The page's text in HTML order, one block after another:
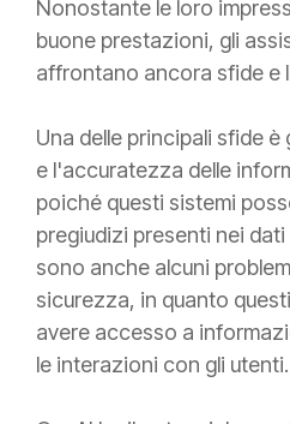
Nonostante le loro
buone prestazioni, gli
affrontano ancora sfide e
Una delle principali sfide
e l'accuratezza delle
poiché questi sistemi
pregiudizi presenti nei
sono anche alcuni
sicurezza, in quanto
avere accesso a
le interazioni con gli utenti.